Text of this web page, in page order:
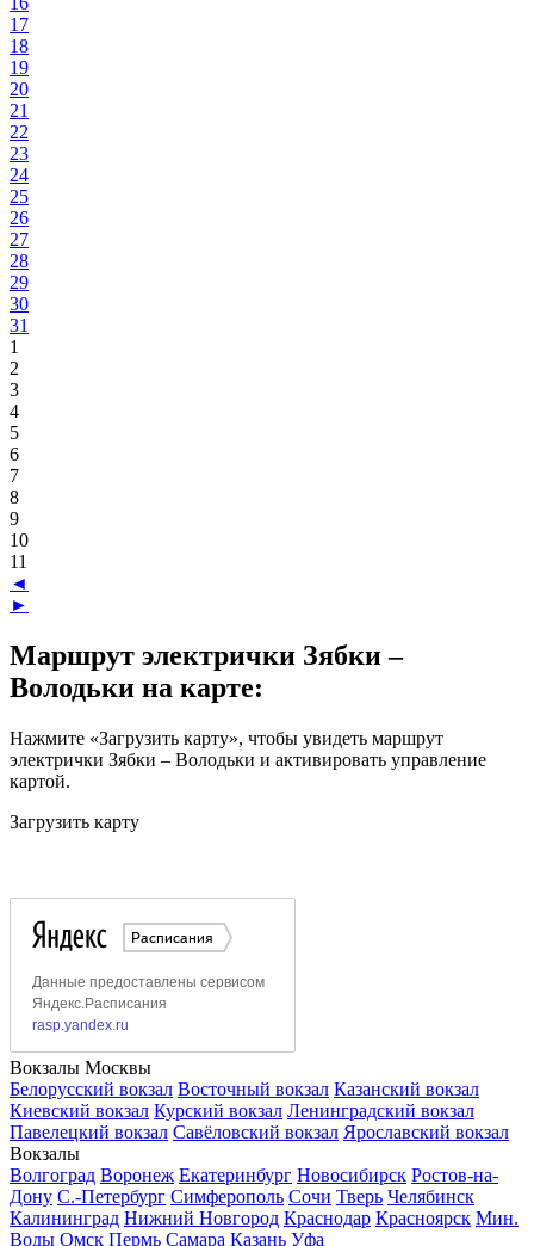
17
18
19
20
21
22
23
24
25
26
27
28
29
30
31
1
2
3
4
5
6
7
8
9
10
11
◄
►
Маршрут электрички Зябки –
Володьки на карте:
Нажмите «Загрузить карту», чтобы увидеть маршрут
электрички Зябки – Володьки и активировать управление
картой.
Загрузить карту
Вокзалы Москвы
Белорусский вокзал Восточный вокзал Казанский вокзал
Киевский вокзал Курский вокзал Ленинградский вокзал
Павелецкий вокзал Савёловский вокзал Ярославский вокзал
Вокзалы
Волгоград Воронеж Екатеринбург Новосибирск Ростов-на-
Дону С.-Петербург Симферополь Сочи Тверь Челябинск
Калининград Нижний Новгород Краснодар Красноярск Мин.
Воды Омск Пермь Самара Казань Уфа